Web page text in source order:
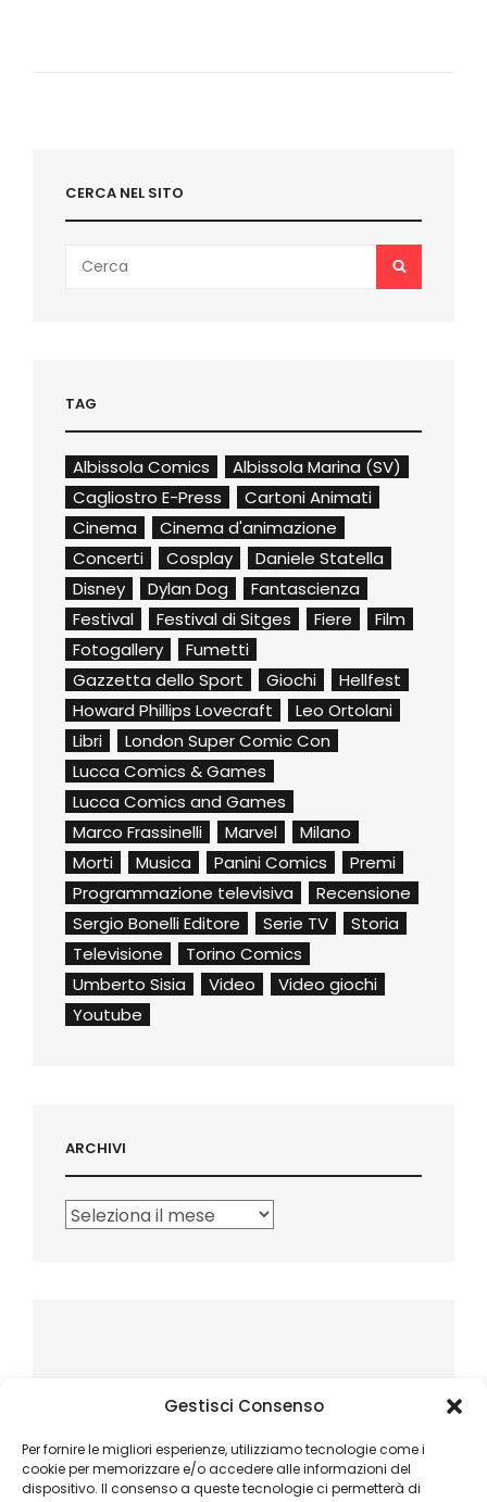
Gestisci Consenso
Per fornire le migliori esperienze, utilizziamo tecnologie come i
cookie per memorizzare e/o accedere alle informazioni del
dispositivo. Il consenso a queste tecnologie ci permetterà di
CERCA NEL SITO
for:
SEARCH
TAG
Albissola Comics
Albissola Marina (SV)
Cagliostro E-Press
Cartoni Animati
Cinema
Cinema d'animazione
Concerti
Cosplay
Daniele Statella
Disney
Dylan Dog
Fantascienza
Festival
Festival di Sitges Fiere
Film
Fotogallery
Fumetti
Gazzetta dello Sport
Giochi
Hellfest
Howard Phillips Lovecraft
Leo Ortolani
Libri
London Super Comic Con
Lucca Comics & Games
Lucca Comics and Games
Marco Frassinelli
Marvel
Milano
Morti
Musica Panini Comics
Premi
Programmazione televisiva
Recensione
Sergio Bonelli Editore
Serie TV
Storia
Televisione
Torino Comics
Umberto Sisia
Video
Video giochi
Youtube
ARCHIVI
Archivi